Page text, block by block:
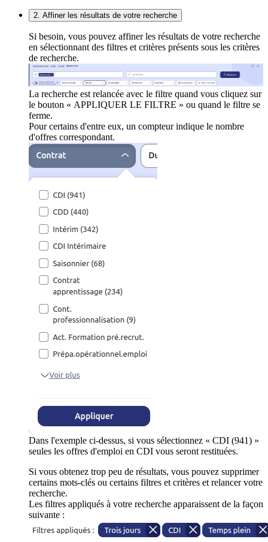
2. Affiner les résultats de votre recherche
Si besoin, vous pouvez affiner les résultats de votre recherche
en sélectionnant des filtres et critères présents sous les critères
de recherche.
La recherche est relancée avec le filtre quand vous cliquez sur
le bouton « APPLIQUER LE FILTRE » ou quand le filtre se
ferme.
Pour certains d'entre eux, un compteur indique le nombre
d'offres correspondant.
Dans l'exemple ci-dessus, si vous sélectionnez « CDI (941) »
seules les offres d'emploi en CDI vous seront restituées.
Si vous obtenez trop peu de résultats, vous pouvez supprimer
certains mots-clés ou certains filtres et critères et relancer votre
recherche.
Les filtres appliqués à votre recherche apparaissent de la façon
suivante :